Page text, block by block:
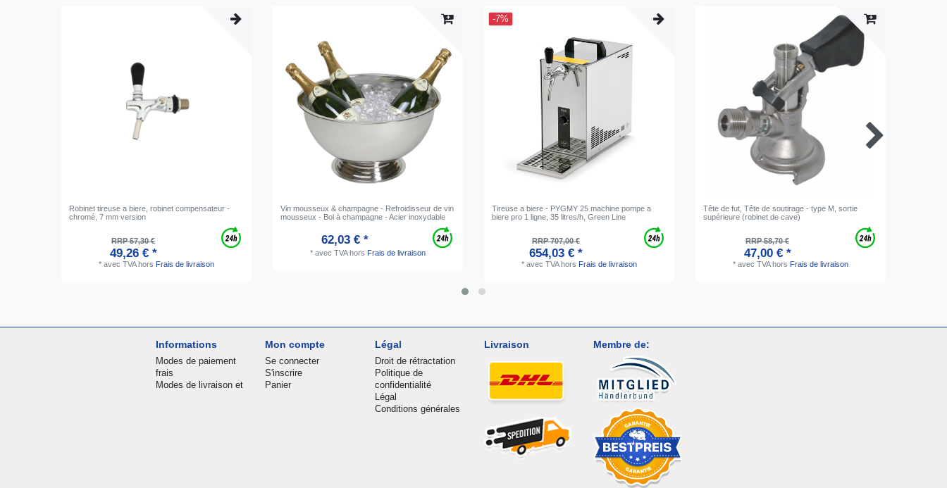
Robinet tireuse a biere, robinet compensateur -
chromé, 7 mm version
RRP 57,30 €
49,26 € *
* avec TVAhors Frais de livraison
Vin mousseux & champagne - Refroidisseur de vin
mousseux - Bol à champagne - Acier inoxydable
62,03 € *
* avec TVAhors Frais de livraison
-7%
Tireuse a biere - PYGMY 25 machine pompe a
biere pro 1 ligne, 35 litres/h, Green Line
RRP 707,00 €
654,03 € *
* avec TVAhors Frais de livraison
Tête de fut, Tête de soutirage - type M, sortie
supérieure (robinet de cave)
RRP 58,70 €
47,00 € *
* avec TVAhors Frais de livraison
Informations
Modes de paiement
frais
Modes de livraison et
Mon compte
Se connecter
S'inscrire
Panier
Légal
Droit de rétractation
Politique de
confidentialité
Légal
Conditions générales
Livraison Membre de: